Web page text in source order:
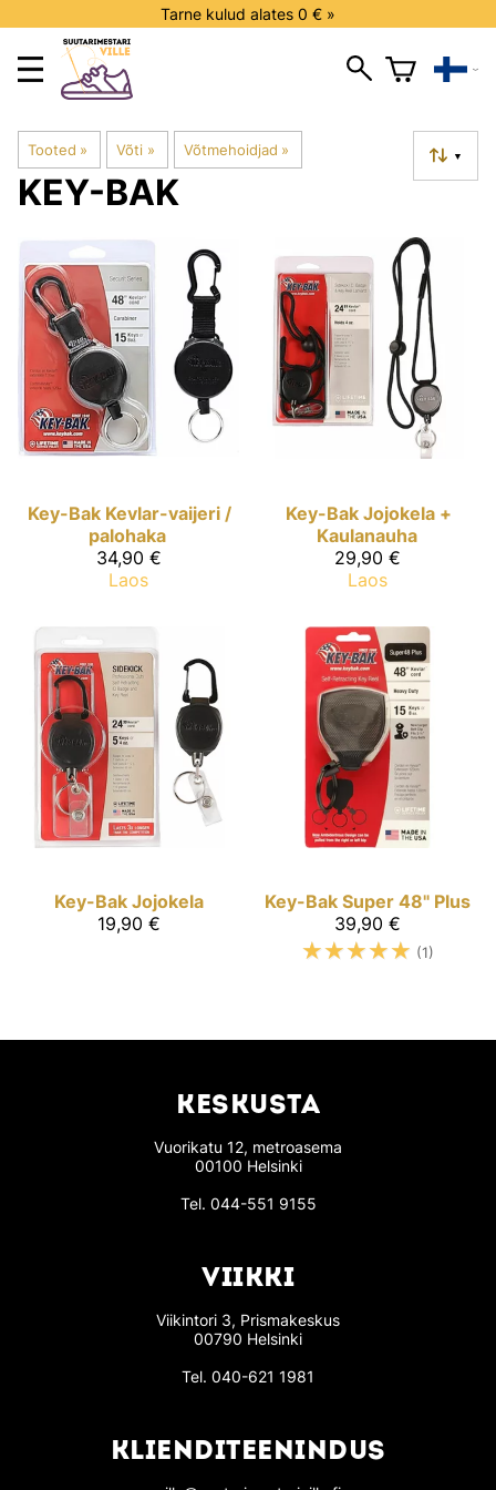
Tarne kulud alates 0 € »
Tooted ‪» Võti ‪» Võtmehoidjad ‪» ▼
KEY-BAK
Key-Bak Kevlar-vaijeri /
palohaka
34,90 €
Laos
Key-Bak Jojokela +
Kaulanauha
29,90 €
Laos
Key-Bak Jojokela
19,90 €
Key-Bak Super 48" Plus
39,90 €
☆☆☆☆☆ (1)
KESKUSTA
Vuorikatu 12, metroasema
00100 Helsinki
Tel. 044-551 9155
VIIKKI
Viikintori 3, Prismakeskus
00790 Helsinki
Tel. 040-621 1981
KLIENDITEENINDUS